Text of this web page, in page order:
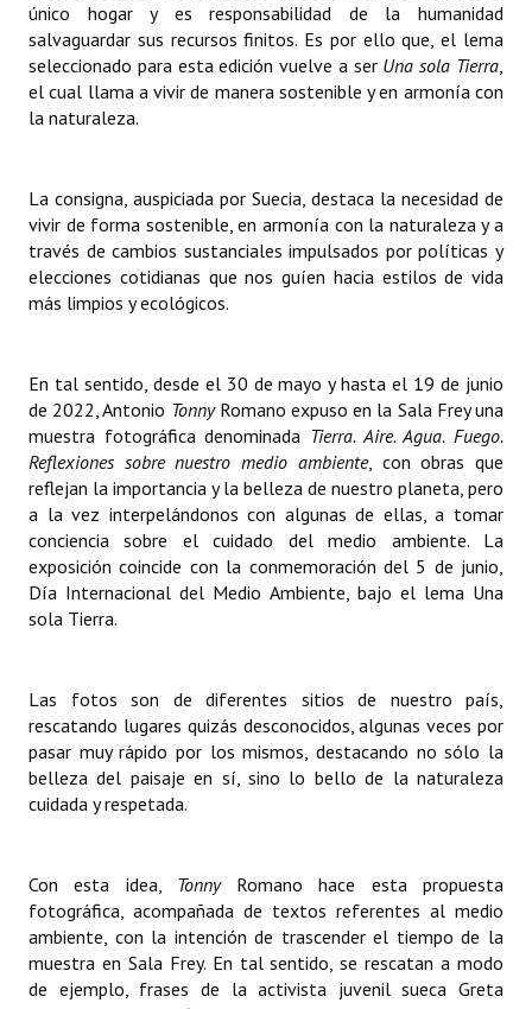
Antiguos Pobladores
Noticias Destacadas
Registros y Distinciones
Premio al Mérito - Registro
Audiencias Públicas - Registro
Mujeres que Dejaron Huellas - Registro
Ciudadano Ilustre - Registro
Banca del Vecino - Registro
Huéspedes de Honor - Registro
Antiguos Pobladores - Registro
Reconocimientos - Registro
Entrega de distinciones
REFORMA DE LA CARTA ORGÁNICA
único hogar y es responsabilidad de la humanidad
salvaguardar sus recursos finitos. Es por ello que, el lema
seleccionado para esta edición vuelve a ser Una sola Tierra,
el cual llama a vivir de manera sostenible y en armonía con
la naturaleza.
La consigna, auspiciada por Suecia, destaca la necesidad de
vivir de forma sostenible, en armonía con la naturaleza y a
través de cambios sustanciales impulsados por políticas y
elecciones cotidianas que nos guíen hacia estilos de vida
más limpios y ecológicos.
En tal sentido, desde el 30 de mayo y hasta el 19 de junio
de 2022, Antonio TonnyRomano expuso en la Sala Frey una
muestra fotográfica denominada Tierra. Aire. Agua. Fuego.
Reflexiones sobre nuestro medio ambiente, con obras que
reflejan la importancia y la belleza de nuestro planeta, pero
a la vez interpelándonos con algunas de ellas, a tomar
conciencia sobre el cuidado del medio ambiente. La
exposición coincide con la conmemoración del 5 de junio,
Día Internacional del Medio Ambiente, bajo el lema Una
sola Tierra.
Las fotos son de diferentes sitios de nuestro país,
rescatando lugares quizás desconocidos, algunas veces por
pasar muy rápido por los mismos, destacando no sólo la
belleza del paisaje en sí, sino lo bello de la naturaleza
cuidada y respetada.
Con esta idea, TonnyRomano hace esta propuesta
fotográfica, acompañada de textos referentes al medio
ambiente, con la intención de trascender el tiempo de la
muestra en Sala Frey. En tal sentido, se rescatan a modo
de ejemplo, frases de la activista juvenil sueca Greta